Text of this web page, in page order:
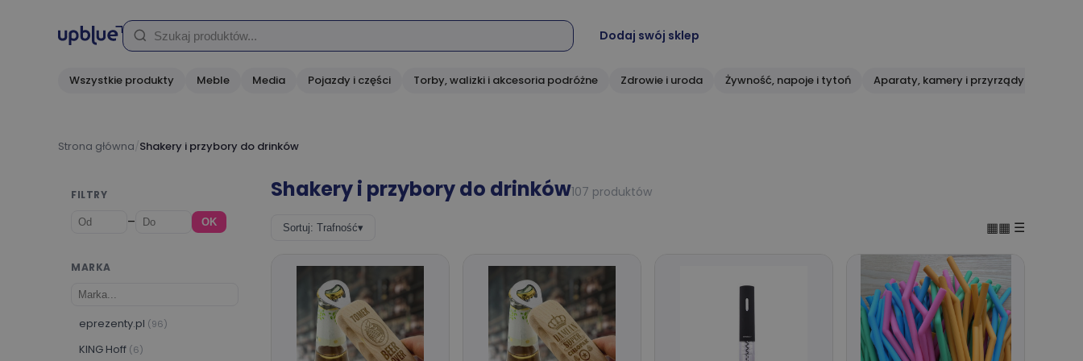
Dodaj swój sklep
Wszystkie produkty Meble Media Pojazdy i części Torby, walizki i akcesoria podróżne Zdrowie i uroda Żywność, napoje i tytoń Aparaty, kamery i przyrządy optyczne
Strona główna Shakery i przybory do drinków
FILTRY
– OK
MARKA
eprezenty.pl (96)
KING Hoff (6)
Shakery i przybory do drinków107 produktów
Sortuj: Trafność▾ ▦▦ ☰